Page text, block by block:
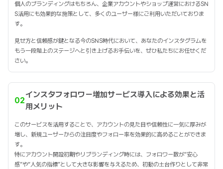
個人のブランディングはもちろん、企業アカウントやショップ運営におけるSN
S活用にも効果的な施策として、多くのユーザー様にご利用いただいておりま
す。
見せ方と信頼感が鍵となる今のSNS時代において、あなたのインスタグラムを
もう一段階上のステージへと引き上げるお手伝いを、ぜひ私たちにお任せくだ
さい。
02
インスタフォロワー増加サービス導入による効果と活
用メリット
このサービスを活用することで、アカウントの見た目や信頼性に一気に厚みが
増し、新規ユーザーからの注目度やフォロー率を効果的に高めることができま
す。
特にアカウント開設初期やリブランディング時には、フォロワー数が“安心
感”や“人気の指標”として大きな影響を与えるため、初動の土台作りとして非常